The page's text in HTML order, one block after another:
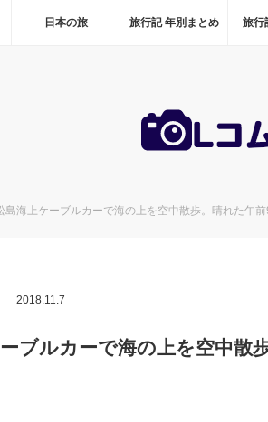
日本の旅 旅行記 年別まとめ 旅行
島海上ケーブルカーで海の上を空中散歩。晴れた午前
2018.11.7
ブルカーで海の上を空中散